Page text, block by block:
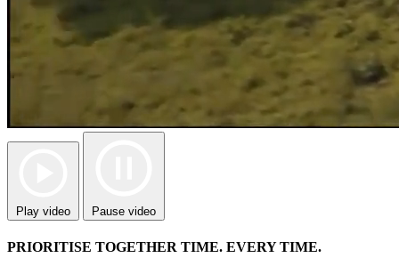
Play video Pause video
PRIORITISE TOGETHER TIME. EVERY TIME.